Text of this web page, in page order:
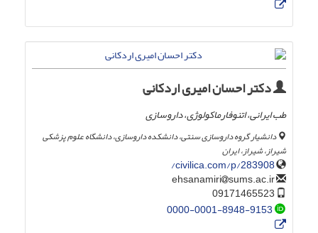
دکتر احسان امیری اردکانی
طب ایرانی، اتنوفارماکولوژی، داروسازی
دانشیار گروه داروسازی سنتی، دانشکده داروسازی، دانشگاه علوم پزشکی
شیراز، شیراز، ایران
civilica.com/p/283908/
sums.ac.ir
0000-0001-8948-9153